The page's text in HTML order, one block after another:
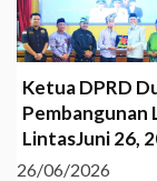
Ketua DPRD
LintasJuni 26,
26/06/2026